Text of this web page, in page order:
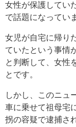
女性が保護してい
で話題になってい
女児が自宅に帰り
ていたという事情
と判断して、女性
とです。
しかし、このニュ
車に乗せて祖母宅
拐の容疑で逮捕さ